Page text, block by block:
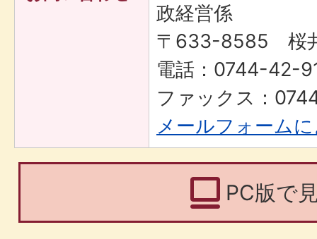
政経営係
〒633-8585 桜
電話：0744-42-
ファックス：
メールフォーム
PC版で